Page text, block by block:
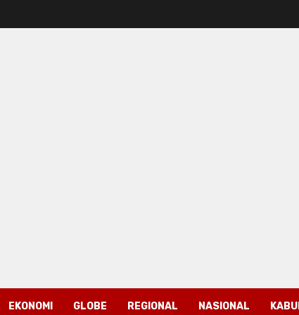
EKONOMI GLOBE REGIONAL NASIONAL